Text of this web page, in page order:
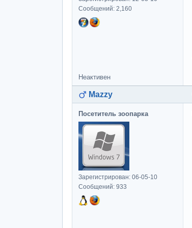
Сообщений: 2,160
Неактивен
Mazzy
Посетитель зоопарка
Зарегистрирован: 06-05-10
Сообщений: 933